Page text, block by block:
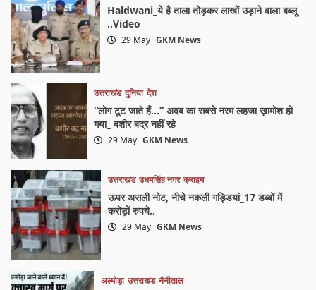
Haldwani_ये है ताला तोड़कर लाखों उड़ाने वाला बब्लू
..Video
29 May GKM News
उत्तराखंड दुनिया देश
“लोग टूट जाते हैं…” अदब का सबसे नरम लहजा ख़ामोश हो
गया_ बशीर बद्र नहीं रहे
29 May GKM News
उत्तराखंड उधमसिंह नगर क्राइम
ऊपर असली नोट, नीचे नकली गड्डियां_17 डब्बों में
करोड़ों रुपये..
29 May GKM News
अल्मोड़ा उत्तराखंड नैनीताल